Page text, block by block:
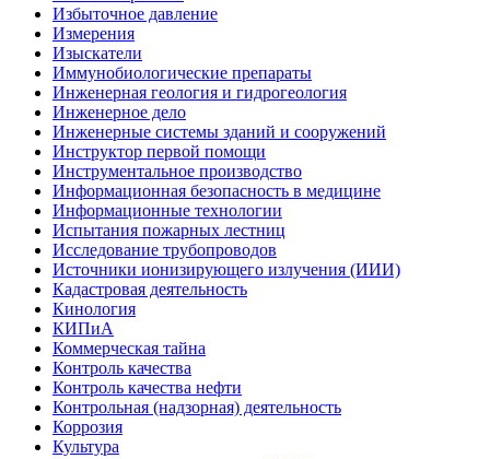
Избыточное давление
Измерения
Изыскатели
Иммунобиологические препараты
Инженерная геология и гидрогеология
Инженерное дело
Инженерные системы зданий и сооружений
Инструктор первой помощи
Инструментальное производство
Информационная безопасность в медицине
Информационные технологии
Испытания пожарных лестниц
Исследование трубопроводов
Источники ионизирующего излучения (ИИИ)
Кадастровая деятельность
Кинология
КИПиА
Коммерческая тайна
Контроль качества
Контроль качества нефти
Контрольная (надзорная) деятельность
Коррозия
Культура